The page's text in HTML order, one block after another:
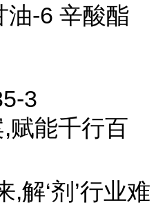
油-6 辛酸酯
3
赋能千行百
,解‘剂’行业难